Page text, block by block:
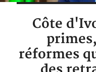
Côte
réformes